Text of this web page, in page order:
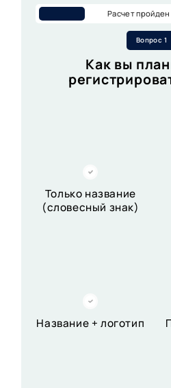
Расчет пройден
Вопрос 1
Как вы
Только название
(словесный знак)
Название + логотип